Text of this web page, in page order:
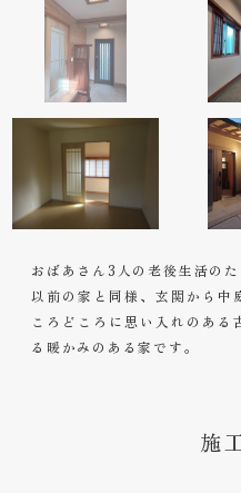
おばあさん3人の老後生活の
以前の家と同様、玄関から中
ころどころに思い入れのある
る暖かみのある家です。
施